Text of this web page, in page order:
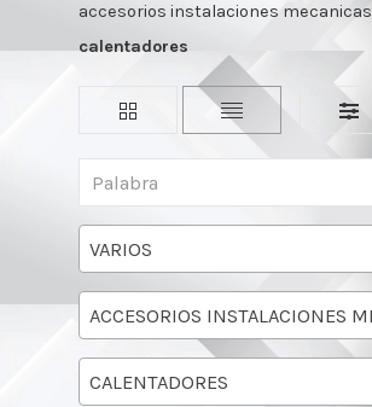
accesorios instalaciones mecanicas
calentadores
VARIOS
CALENTADORES